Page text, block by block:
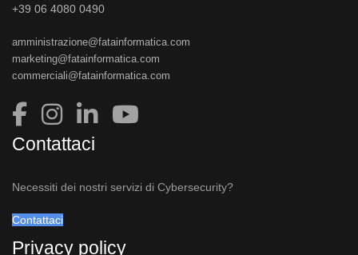
+39 06 4080 0490
amministrazione@fatainformatica.com
marketing@fatainformatica.com
commerciali@fatainformatica.com
Contattaci
Necessiti dei nostri servizi di Cybersecurity?
Contattaci
Privacy policy